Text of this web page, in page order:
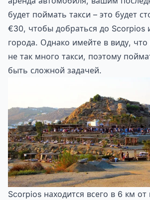
будет поймать такси – это будет
€30, чтобы добраться до Scorpios
города. Однако имейте в виду,
не так много такси, поэтому
быть сложной задачей.
Scorpios находится всего в 6 км от